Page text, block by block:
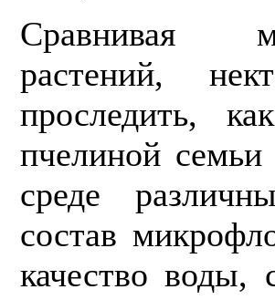
Сравнивая
растений,
проследить,
пчелиной
среде
состав
качество воды,